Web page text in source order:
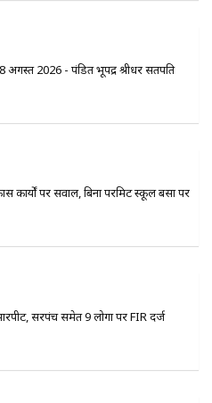
अगस्त 2026 - पंडित भूपेंद्र श्रीधर सतपति
कार्यों पर सवाल, बिना परमिट स्कूल बसों पर
सरपंच समेत 9 लोगों पर FIR दर्ज